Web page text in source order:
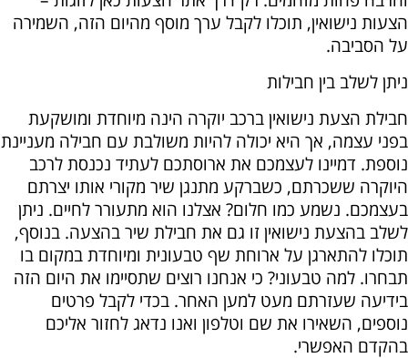
הצעות נישואין, תוכלו לקבל ערך מוסף מהיום הזה, השמירה
על הסביבה.
ניתן לשלב בין חבילות
חבילת הצעת נישואין ברכב יוקרה הינה מיוחדת ומושקעת
בפני עצמה, אך היא יכולה להיות משולבת עם חבילה מעניינת
נוספת. דמיינו לעצמכם את ארוסתכם לעתיד נכנסת לרכב
היוקרה ששכרתם, כשברקע מתנגן שיר מקורי אותו יצרתם
בעצמכם. נשמע כמו חלום? אצלנו הוא מתעורר לחיים. ניתן
לשלב בהצעת נישואין זו גם את חבילת שיר בהצעה. בנוסף,
תוכלו להתארגן על ארוחת שף טבעונית ומיוחדת במקום בו
תבחרו. למה טבעוני? כי אנחנו רוצים שתסיימו את היום הזה
בידיעה שעזרתם מעט למען האחר. בכדי לקבל פרטים
נוספים, השאירו את שם וטלפון ואנו נדאג לחזור אליכם
בהקדם האפשרי.